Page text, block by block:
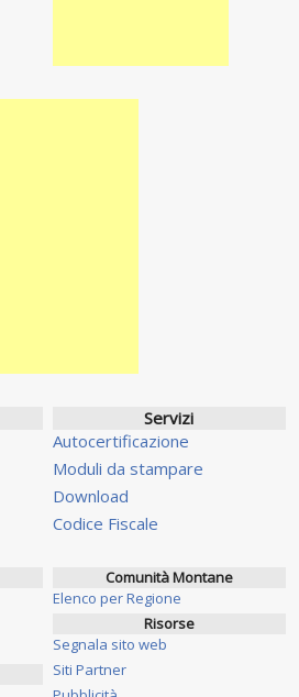
Servizi
Autocertificazione
Moduli da stampare
Download
Codice Fiscale
Comunità Montane
Elenco per Regione
Risorse
Segnala sito web
Siti Partner